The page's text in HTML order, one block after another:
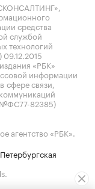
средства
службой
технологий
«РБК»
информации
сфере связи,
№ФС77-82385)
агентство «РБК».